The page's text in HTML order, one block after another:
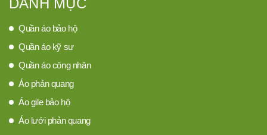
Quần áo bảo hộ
Quần áo kỹ sư
Quần áo công nhân
Áo phản quang
Áo gile bảo hộ
Áo lưới phản quang